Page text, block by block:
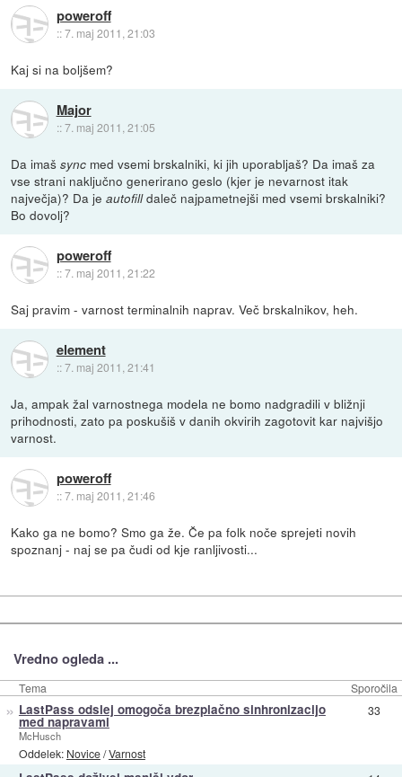
poweroff
::7. maj 2011, 21:03
Kaj si na boljšem?
Major
::7. maj 2011, 21:05
Da imašsync med vsemi brskalniki, ki jih uporabljaš? Da imaš za
vse strani naključno generirano geslo (kjer je nevarnost itak
največja)? Da jeautofilldaleč najpametnejši med vsemi brskalniki?
Bo dovolj?
poweroff
::7. maj 2011, 21:22
Saj pravim - varnost terminalnih naprav. Več brskalnikov, heh.
element
::7. maj 2011, 21:41
Ja, ampak žal varnostnega modela ne bomo nadgradili v bližnji
prihodnosti, zato pa poskušiš v danih okvirih zagotovit kar najvišjo
varnost.
poweroff
::7. maj 2011, 21:46
Kako ga ne bomo? Smo ga že. Če pa folk noče sprejeti novih
spoznanj - naj se pa čudi od kje ranljivosti...
Vredno ogleda ...
Tema Sporočila
» LastPass odslej omogoča brezplačno sinhronizacijo
med napravami
McHusch
Oddelek: Novice/Varnost
33